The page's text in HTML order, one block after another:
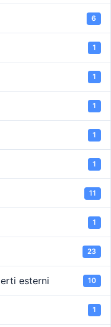
6
1
1
1
1
1
11
1
23
esterni 10
1